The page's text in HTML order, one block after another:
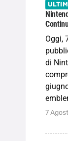
Oggi,
di
7